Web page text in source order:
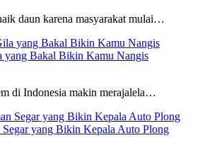
daun karena masyarakat mulai…
yang Bakal Bikin Kamu Nangis
di Indonesia makin merajalela…
yang Bikin Kepala Auto Plong